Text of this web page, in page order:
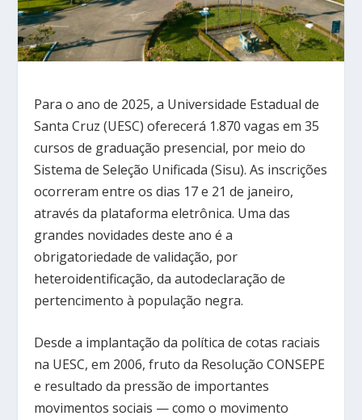
Para o ano de 2025, a Universidade Estadual de
Santa Cruz (UESC) oferecerá 1.870 vagas em 35
cursos de graduação presencial, por meio do
Sistema de Seleção Unificada (Sisu). As inscrições
ocorreram entre os dias 17 e 21 de janeiro,
através da plataforma eletrônica. Uma das
grandes novidades deste ano é a
obrigatoriedade de validação, por
heteroidentificação, da autodeclaração de
pertencimento à população negra.
Desde a implantação da política de cotas raciais
na UESC, em 2006, fruto da Resolução CONSEPE
e resultado da pressão de importantes
movimentos sociais — como o movimento